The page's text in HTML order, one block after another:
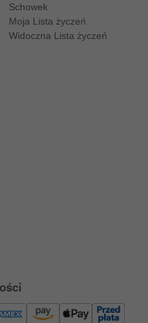
Schowek
Moja Lista życzeń
Widoczna Lista życzeń